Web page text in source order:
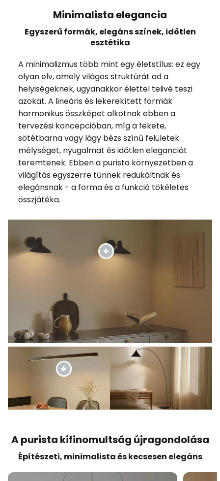
Minimalista elegancia
Egyszerű formák, elegáns színek, időtlen
esztétika
A minimalizmus több mint egy életstílus: ez egy
olyan elv, amely világos struktúrát ad a
helyiségeknek, ugyanakkor élettel telivé teszi
azokat. A lineáris és lekerekített formák
harmonikus összképet alkotnak ebben a
tervezési koncepcióban, míg a fekete,
sötétbarna vagy lágy bézs színű felületek
mélységet, nyugalmat és időtlen eleganciát
teremtenek. Ebben a purista környezetben a
világítás egyszerre tűnnek redukáltnak és
elegánsnak - a forma és a funkció tökéletes
összjátéka.
A purista kifinomultság újragondolása
Építészeti, minimalista és kecsesen elegáns